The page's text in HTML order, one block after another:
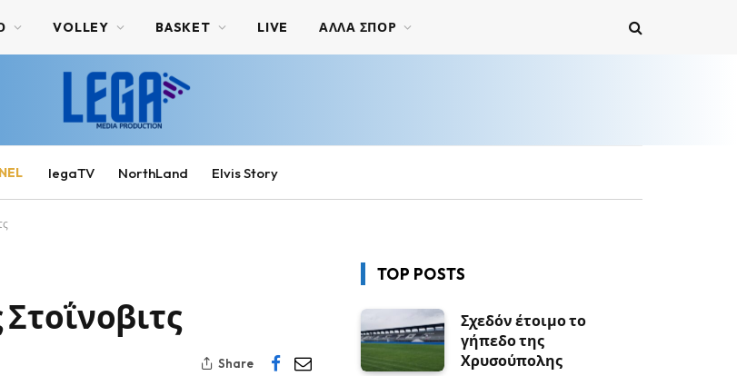
VOLLEY BASKET LIVE ΑΛΛΑ ΣΠΟΡ
legaTV NorthLand Elvis Story
Share
TOP POSTS
Σχεδόν έτοιμο το
γήπεδο της
Χρυσούπολης